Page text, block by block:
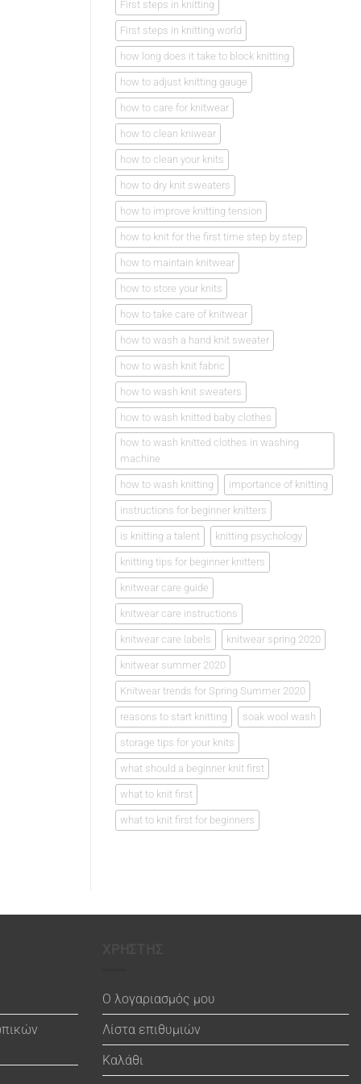
First steps in knitting
First steps in knitting world
how long does it take to block knitting
how to adjust knitting gauge
how to care for knitwear
how to clean kniwear
how to clean your knits
how to dry knit sweaters
how to improve knitting tension
how to knit for the first time step by step
how to maintain knitwear
how to store your knits
how to take care of knitwear
how to wash a hand knit sweater
how to wash knit fabric
how to wash knit sweaters
how to wash knitted baby clothes
how to wash knitted clothes in washing
machine
how to wash knitting importance of knitting
instructions for beginner knitters
is knitting a talent knitting psychology
knitting tips for beginner knitters
knitwear care guide
knitwear care instructions
knitwear care labels knitwear spring 2020
knitwear summer 2020
Knitwear trends for Spring Summer 2020
reasons to start knitting soak wool wash
storage tips for your knits
what should a beginner knit first
what to knit first
what to knit first for beginners
Ο λογαριασμός μου
Λίστα επιθυμιών
Καλάθι